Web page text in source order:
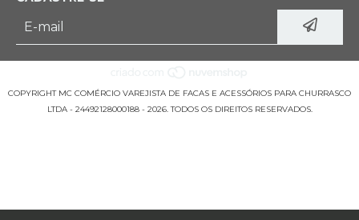
COPYRIGHT MC COMÉRCIO VAREJISTA DE FACAS E ACESSÓRIOS PARA CHURRASCO
LTDA - 24492128000188 - 2026. TODOS OS DIREITOS RESERVADOS.